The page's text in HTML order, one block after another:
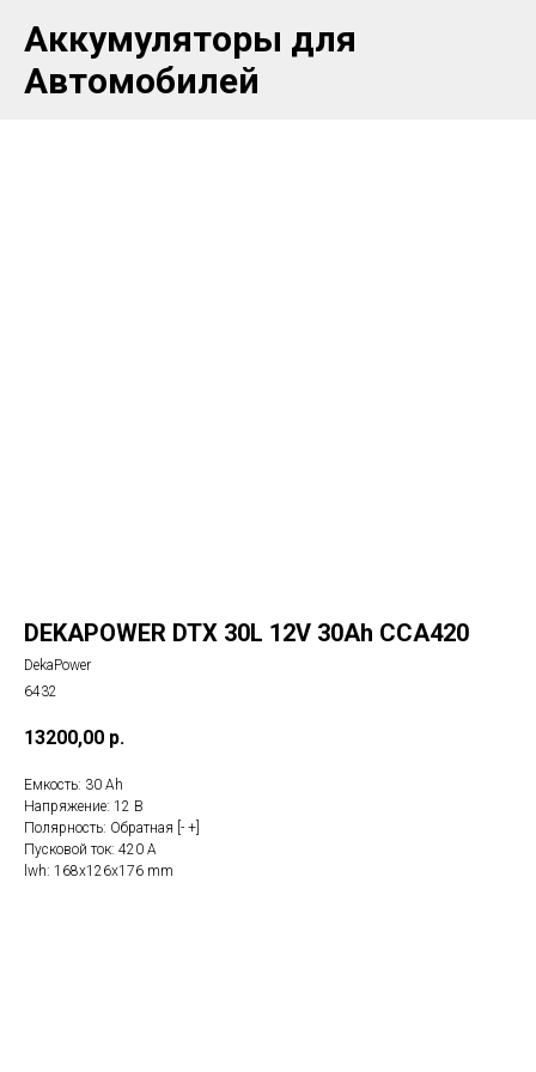
Аккумуляторы для
Автомобилей
DEKAPOWER DTX 30L 12V 30Ah CCA420
DekaPower
6432
13200,00 р.
Емкость: 30 Ah
Напряжение: 12 B
Полярность: Обратная [- +]
Пусковой ток: 420 A
lwh: 168x126x176 mm